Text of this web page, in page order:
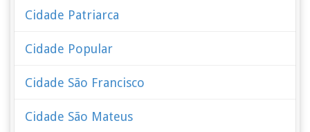
Cidade Patriarca
Cidade Popular
Cidade São Francisco
Cidade São Mateus